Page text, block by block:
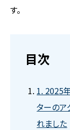
す。
目次
1. 2025
ターの
れました